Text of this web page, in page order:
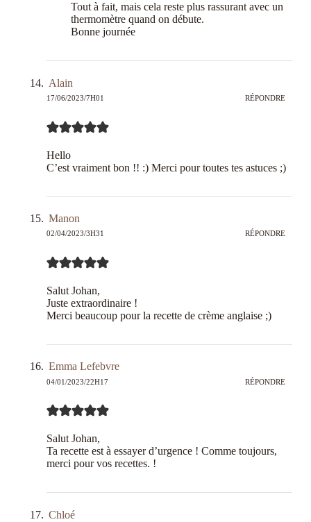
Tout à fait, mais cela reste plus rassurant avec un
thermomètre quand on débute.
Bonne journée
Alain
17/06/2023/7H01 RÉPONDRE
Hello
C’est vraiment bon !! :) Merci pour toutes tes astuces ;)
Manon
02/04/2023/3H31 RÉPONDRE
Salut Johan,
Juste extraordinaire !
Merci beaucoup pour la recette de crème anglaise ;)
Emma Lefebvre
04/01/2023/22H17 RÉPONDRE
Salut Johan,
Ta recette est à essayer d’urgence ! Comme toujours,
merci pour vos recettes. !
Chloé